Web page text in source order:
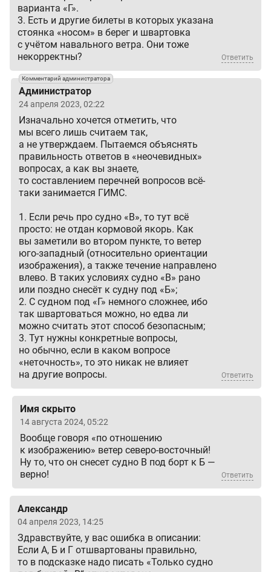
варианта «Г».
3. Есть и другие билеты в которых указана
стоянка «носом» в берег и швартовка
с учётом навального ветра. Они тоже
некорректны?
Ответить
Комментарий администратора
Администратор
24 апреля 2023, 02:22
Изначально хочется отметить, что
мы всего лишь считаем так,
а не утверждаем. Пытаемся объяснять
правильность ответов в «неочевидных»
вопросах, а как вы знаете,
то составлением перечней вопросов всё-
таки занимается ГИМС.
1. Если речь про судно «В», то тут всё
просто: не отдан кормовой якорь. Как
вы заметили во втором пункте, то ветер
юго-западный (относительно ориентации
изображения), а также течение направлено
влево. В таких условиях судно «В» рано
или поздно снесёт к судну под «Б»;
2. С судном под «Г» немного сложнее, ибо
так швартоваться можно, но едва ли
можно считать этот способ безопасным;
3. Тут нужны конкретные вопросы,
но обычно, если в каком вопросе
«неточность», то это никак не влияет
на другие вопросы.
Ответить
Имя скрыто
14 августа 2024, 05:22
Вообще говоря «по отношению
к изображению» ветер северо-восточный!
Ну то, что он снесет судно В под борт к Б —
верно!
Ответить
Александр
04 апреля 2023, 14:25
Здравствуйте, у вас ошибка в описании:
Если А, Б и Г отшвартованы правильно,
то в подсказке надо писать «Только судно